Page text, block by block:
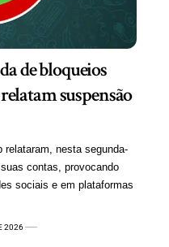
de bloqueios
suspensão
relataram, nesta segunda-
contas, provocando
sociais e em plataformas
2026